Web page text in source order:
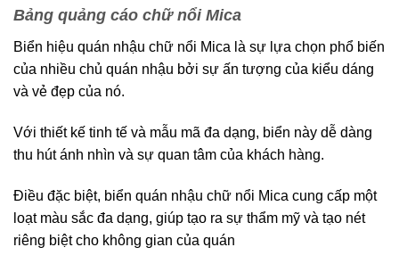
Bảng quảng cáo chữ nổi Mica
Biển hiệu quán nhậu chữ nổi Mica là sự lựa chọn phổ biến
của nhiều chủ quán nhậu bởi sự ấn tượng của kiểu dáng
và vẻ đẹp của nó.
Với thiết kế tinh tế và mẫu mã đa dạng, biển này dễ dàng
thu hút ánh nhìn và sự quan tâm của khách hàng.
Điều đặc biệt, biển quán nhậu chữ nổi Mica cung cấp một
loạt màu sắc đa dạng, giúp tạo ra sự thẩm mỹ và tạo nét
riêng biệt cho không gian của quán